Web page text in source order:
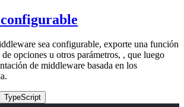
sea configurable, exporte una función
opciones u otros parámetros, , que luego
de middleware basada en los
TypeScript